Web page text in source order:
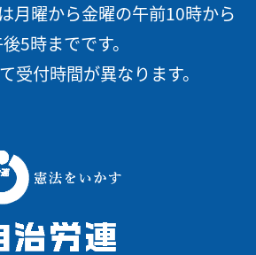
月曜から金曜の午前10時から
5時までです。
受付時間が異なります。